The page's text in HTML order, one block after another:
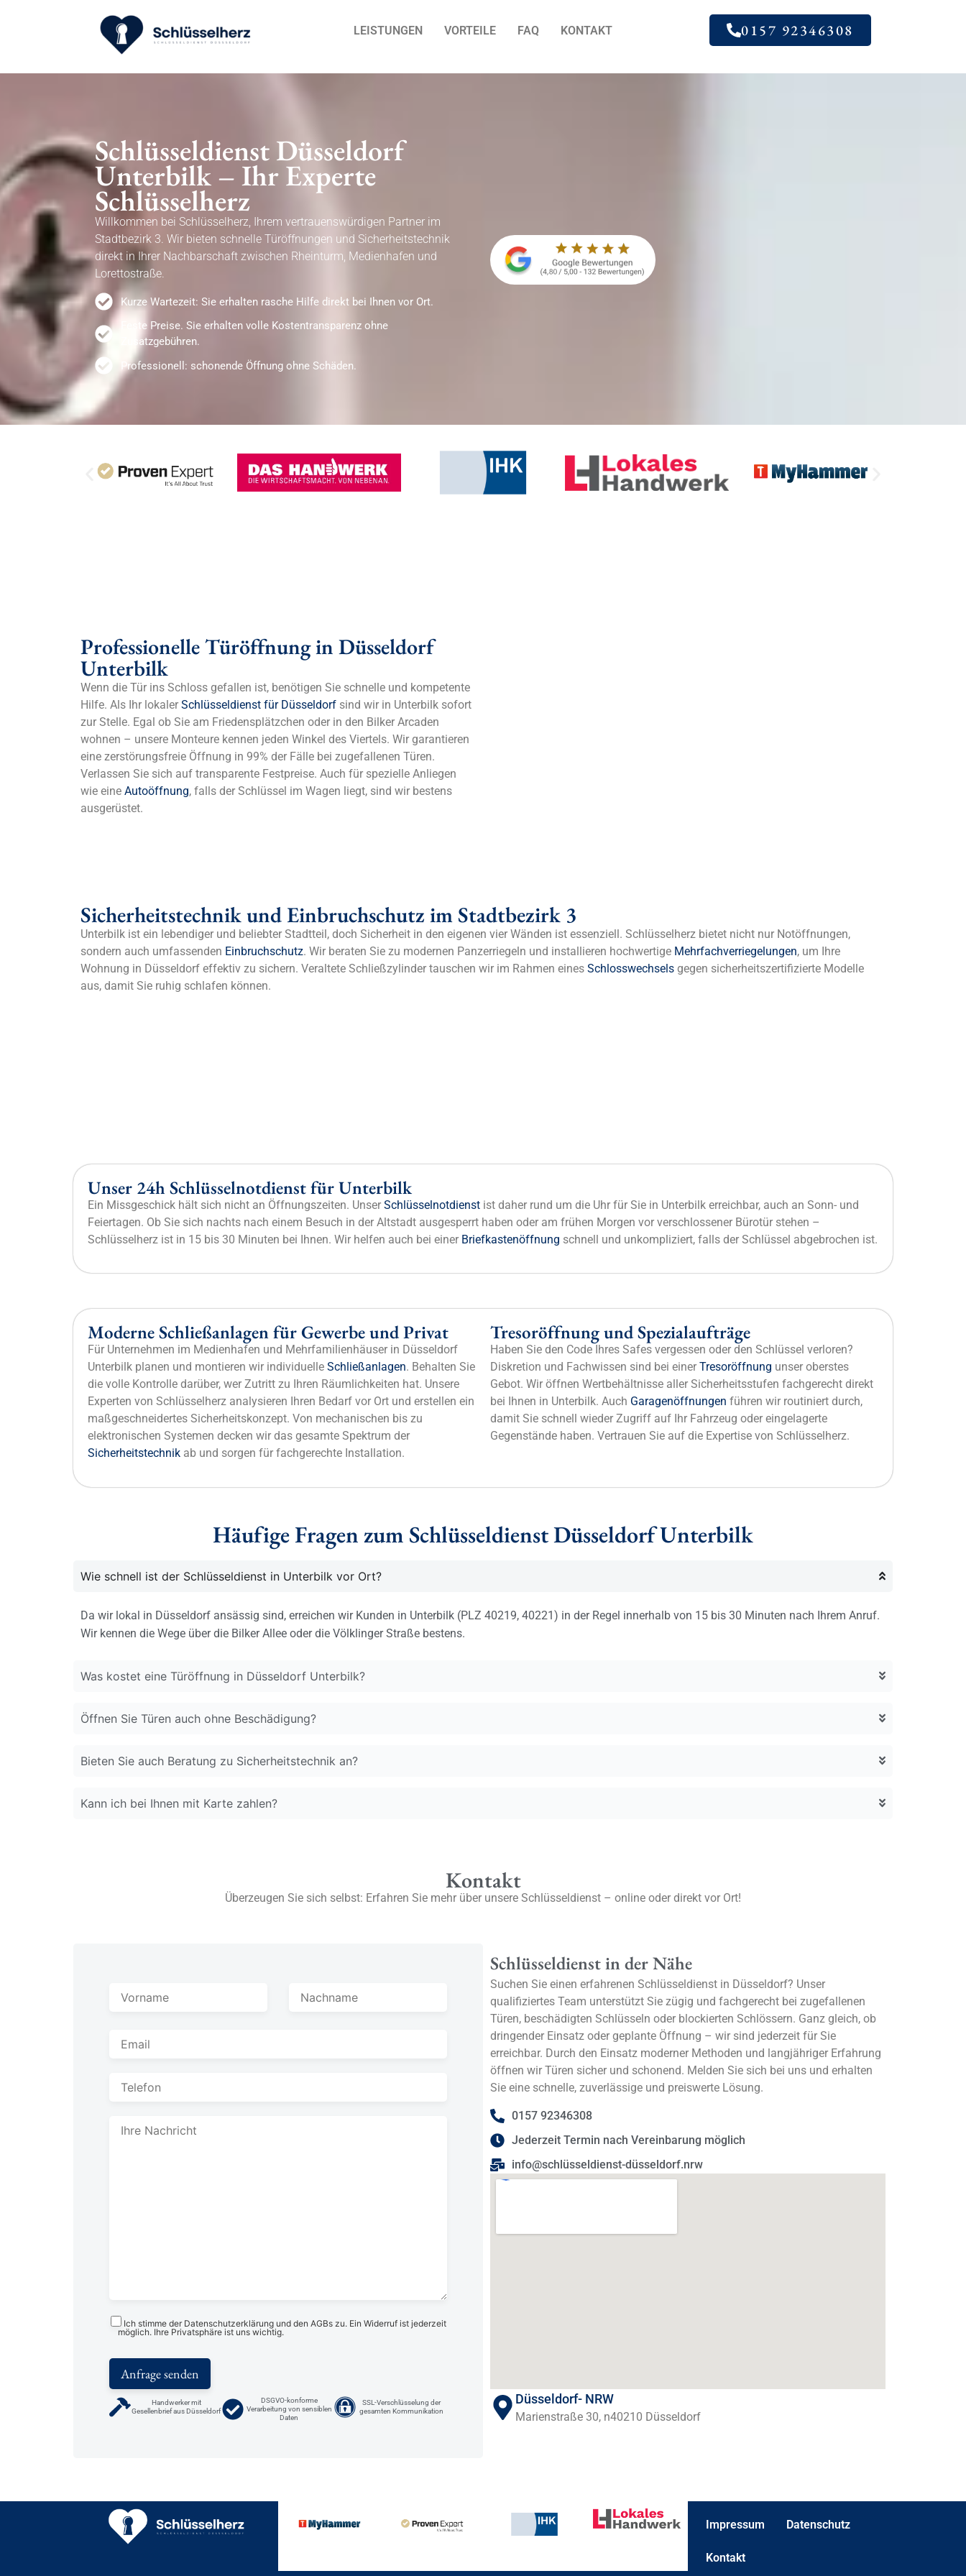
LEISTUNGEN VORTEILE FAQ KONTAKT 0157 92346308
Schlüsseldienst Düsseldorf
Unterbilk – Ihr Experte
Schlüsselherz
Willkommen bei Schlüsselherz, Ihrem vertrauenswürdigen Partner im
Stadtbezirk 3. Wir bieten schnelle Türöffnungen und Sicherheitstechnik
direkt in Ihrer Nachbarschaft zwischen Rheinturm, Medienhafen und
Lorettostraße.
Kurze Wartezeit: Sie erhalten rasche Hilfe direkt bei Ihnen vor Ort.
Feste Preise. Sie erhalten volle Kostentransparenz ohne
Zusatzgebühren.
Professionell: schonende Öffnung ohne Schäden.
Professionelle Türöffnung in Düsseldorf
Unterbilk
Wenn die Tür ins Schloss gefallen ist, benötigen Sie schnelle und kompetente
Hilfe. Als Ihr lokaler Schlüsseldienst für Düsseldorf sind wir in Unterbilk sofort
zur Stelle. Egal ob Sie am Friedensplätzchen oder in den Bilker Arcaden
wohnen – unsere Monteure kennen jeden Winkel des Viertels. Wir garantieren
eine zerstörungsfreie Öffnung in 99% der Fälle bei zugefallenen Türen.
Verlassen Sie sich auf transparente Festpreise. Auch für spezielle Anliegen
wie eine Autoöffnung, falls der Schlüssel im Wagen liegt, sind wir bestens
ausgerüstet.
Sicherheitstechnik und Einbruchschutz im Stadtbezirk 3
Unterbilk ist ein lebendiger und beliebter Stadtteil, doch Sicherheit in den eigenen vier Wänden ist essenziell. Schlüsselherz bietet nicht nur Notöffnungen,
sondern auch umfassenden Einbruchschutz. Wir beraten Sie zu modernen Panzerriegeln und installieren hochwertige Mehrfachverriegelungen, um Ihre
Wohnung in Düsseldorf effektiv zu sichern. Veraltete Schließzylinder tauschen wir im Rahmen eines Schlosswechsels gegen sicherheitszertifizierte Modelle
aus, damit Sie ruhig schlafen können.
Unser 24h Schlüsselnotdienst für Unterbilk
Ein Missgeschick hält sich nicht an Öffnungszeiten. Unser Schlüsselnotdienst ist daher rund um die Uhr für Sie in Unterbilk erreichbar, auch an Sonn- und
Feiertagen. Ob Sie sich nachts nach einem Besuch in der Altstadt ausgesperrt haben oder am frühen Morgen vor verschlossener Bürotür stehen –
Schlüsselherz ist in 15 bis 30 Minuten bei Ihnen. Wir helfen auch bei einer Briefkastenöffnung schnell und unkompliziert, falls der Schlüssel abgebrochen ist.
Moderne Schließanlagen für Gewerbe und Privat
Für Unternehmen im Medienhafen und Mehrfamilienhäuser in Düsseldorf
Unterbilk planen und montieren wir individuelle Schließanlagen. Behalten Sie
die volle Kontrolle darüber, wer Zutritt zu Ihren Räumlichkeiten hat. Unsere
Experten von Schlüsselherz analysieren Ihren Bedarf vor Ort und erstellen ein
maßgeschneidertes Sicherheitskonzept. Von mechanischen bis zu
elektronischen Systemen decken wir das gesamte Spektrum der
Sicherheitstechnik ab und sorgen für fachgerechte Installation.
Tresoröffnung und Spezialaufträge
Haben Sie den Code Ihres Safes vergessen oder den Schlüssel verloren?
Diskretion und Fachwissen sind bei einer Tresoröffnung unser oberstes
Gebot. Wir öffnen Wertbehältnisse aller Sicherheitsstufen fachgerecht direkt
bei Ihnen in Unterbilk. Auch Garagenöffnungen führen wir routiniert durch,
damit Sie schnell wieder Zugriff auf Ihr Fahrzeug oder eingelagerte
Gegenstände haben. Vertrauen Sie auf die Expertise von Schlüsselherz.
Häufige Fragen zum Schlüsseldienst Düsseldorf Unterbilk
Wie schnell ist der Schlüsseldienst in Unterbilk vor Ort?
Da wir lokal in Düsseldorf ansässig sind, erreichen wir Kunden in Unterbilk (PLZ 40219, 40221) in der Regel innerhalb von 15 bis 30 Minuten nach Ihrem Anruf.
Wir kennen die Wege über die Bilker Allee oder die Völklinger Straße bestens.
Was kostet eine Türöffnung in Düsseldorf Unterbilk?
Öffnen Sie Türen auch ohne Beschädigung?
Bieten Sie auch Beratung zu Sicherheitstechnik an?
Kann ich bei Ihnen mit Karte zahlen?
Kontakt
Überzeugen Sie sich selbst: Erfahren Sie mehr über unsere Schlüsseldienst – online oder direkt vor Ort!
Ich stimme der Datenschutzerklärung und den AGBs zu. Ein Widerruf ist jederzeit
möglich. Ihre Privatsphäre ist uns wichtig.
Handwerker mit
Gesellenbrief aus Düsseldorf
DSGVO-konforme
Verarbeitung von sensiblen
Daten
SSL-Verschlüsselung der
gesamten Kommunikation
Schlüsseldienst in der Nähe
Suchen Sie einen erfahrenen Schlüsseldienst in Düsseldorf? Unser
qualifiziertes Team unterstützt Sie zügig und fachgerecht bei zugefallenen
Türen, beschädigten Schlüsseln oder blockierten Schlössern. Ganz gleich, ob
dringender Einsatz oder geplante Öffnung – wir sind jederzeit für Sie
erreichbar. Durch den Einsatz moderner Methoden und langjähriger Erfahrung
öffnen wir Türen sicher und schonend. Melden Sie sich bei uns und erhalten
Sie eine schnelle, zuverlässige und preiswerte Lösung.
0157 92346308
Jederzeit Termin nach Vereinbarung möglich
info@schlüsseldienst-düsseldorf.nrw
Düsseldorf- NRW
Marienstraße 30, n40210 Düsseldorf
Impressum Datenschutz
Kontakt